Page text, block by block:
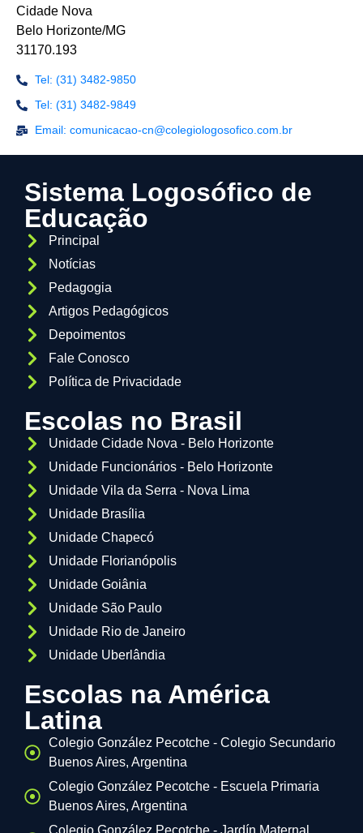
Cidade Nova
Belo Horizonte/MG
31170.193
Tel: (31) 3482-9850
Tel: (31) 3482-9849
Email: comunicacao-cn@colegiologosofico.com.br
Sistema Logosófico de
Educação
Principal
Notícias
Pedagogia
Artigos Pedagógicos
Depoimentos
Fale Conosco
Política de Privacidade
Escolas no Brasil
Unidade Cidade Nova - Belo Horizonte
Unidade Funcionários - Belo Horizonte
Unidade Vila da Serra - Nova Lima
Unidade Brasília
Unidade Chapecó
Unidade Florianópolis
Unidade Goiânia
Unidade São Paulo
Unidade Rio de Janeiro
Unidade Uberlândia
Escolas na América
Latina
Colegio González Pecotche - Colegio Secundario
Buenos Aires, Argentina
Colegio González Pecotche - Escuela Primaria
Buenos Aires, Argentina